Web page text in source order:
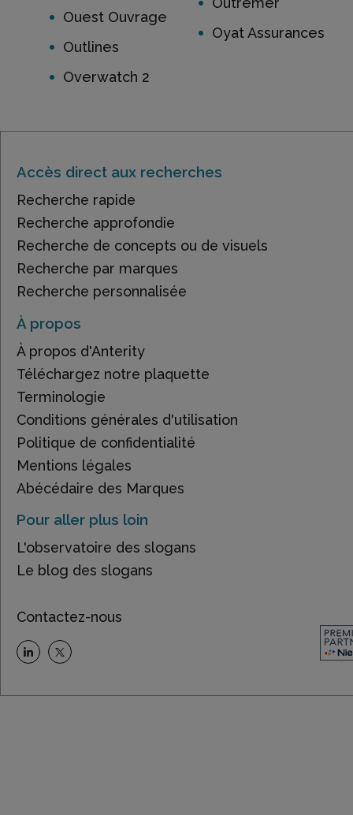
Ouest Ouvrage
Outlines
Overwatch 2
Oyat Assurances
Accès direct aux recherches
Recherche rapide
Recherche approfondie
Recherche de concepts ou de visuels
Recherche par marques
Recherche personnalisée
À propos
À propos d'Anterity
Téléchargez notre plaquette
Terminologie
Conditions générales d'utilisation
Politique de confidentialité
Mentions légales
Abécédaire des Marques
Pour aller plus loin
L'observatoire des slogans
Le blog des slogans
Contactez-nous